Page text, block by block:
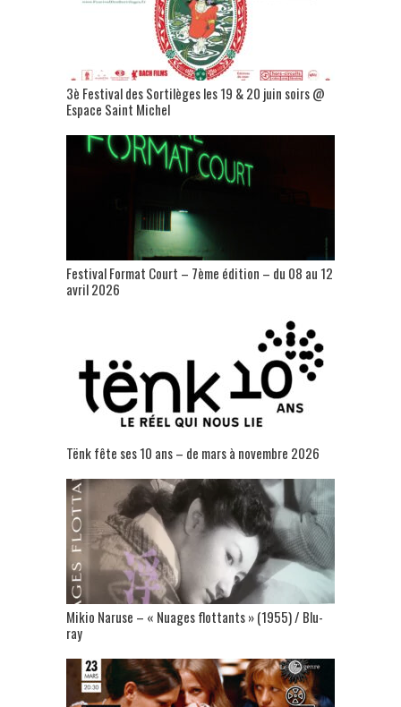
3è Festival des Sortilèges les 19 & 20 juin soirs @
Espace Saint Michel
Festival Format Court – 7ème édition – du 08 au 12
avril 2026
Tënk fête ses 10 ans – de mars à novembre 2026
Mikio Naruse – « Nuages flottants » (1955) / Blu-
ray